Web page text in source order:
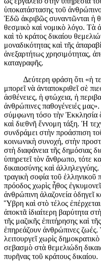
ὑποκατάστασης τοῦ
Ἐδῶ ἀκριβῶς συναντῶνται ἡ
θεσμικὸ καὶ νομικὸ λόγο. Τὰ
καὶ τὸ κράτος δικαίου
μοναδικότητας καὶ τῆς
ἀνεξαρτήτως χρησιμότητας,
καταγραφῆς.
Δεύτερη φράση ὅτι «ἡ
μπορεῖ νὰ ἀνταποκριθεῖ σὲ
ἀσθένειες, ἡ φτώχεια, ἡ
ἀνθρώπινες παθογένειές
σύμφωνη τόσο τὴν Ἐκκλησία
καὶ διεθνῆ ἔννομη τάξη. Ἡ
συνδράμει στὴν προάσπιση
κοινωνικὴ συνοχή, στὴν
στὴ διαφάνεια τῆς δημόσιας
ὑπηρετεῖ τὸν ἄνθρωπο, τότε
δικαιοσύνης καὶ
τραγικὴ σοφία τοῦ ἑλληνικοῦ
πρόοδος χωρὶς ἦθος
ἀνθρώπινη ἀλαζονεία ὁδηγεῖ
Ὕβρη καὶ στὸ τέλος
ἀποκτᾶ ἰδιαίτερη βαρύτητα
τῆς μαζικῆς ἐπιτήρησης καὶ
ἐπηρεάζουν ἀνθρώπινες
λειτουργεῖ χωρὶς
σεβασμὸ στὰ θεμελιώδη
πυρῆνας τοῦ κράτους δικαίου.